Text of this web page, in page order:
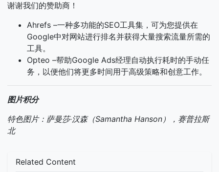
谢谢我们的赞助商！
Ahrefs –一种多功能的SEO工具集，可为您提供在
Google中对网站进行排名并获得大量搜索流量所需的
工具。
Opteo –帮助Google Ads经理自动执行耗时的手动任
务，以便他们将更多时间用于高级策略和创意工作。
图片积分
特色图片：萨曼莎·汉森（Samantha Hanson），赛普拉斯
北
Related Content